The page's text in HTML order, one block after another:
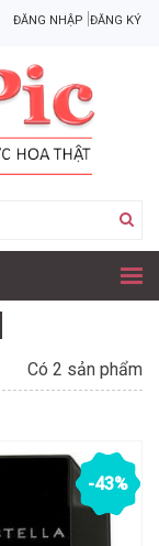
ĐĂNG NHẬP ĐĂNG KÝ
Có 2 sản phẩm
-43%